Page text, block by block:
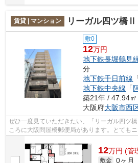
賃貸 | マンション リーガル四ツ橋Ⅱ
敷0
12万円
地下鉄長堀鶴見
分
地下鉄千日前線
地下鉄中央線 「
築21年 / 47.94㎡
大阪府大阪市西
ぜひ一度見ていただきたい、「リーガル四ツ
ころに大阪問屋橋郵便局があります。とても
可の物件です。駅から徒歩3分というアクセ...
12万円 (管
敷金 0ヶ月